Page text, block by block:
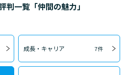
一覧「仲間の魅力」
成長・キャリア 7件